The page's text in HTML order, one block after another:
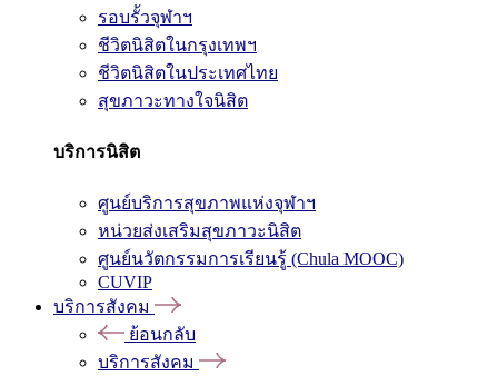
รอบรั้วจุฬาฯ
ชีวิตนิสิตในกรุงเทพฯ
ชีวิตนิสิตในประเทศไทย
สุขภาวะทางใจนิสิต
บริการนิสิต
ศูนย์บริการสุขภาพแห่งจุฬาฯ
หน่วยส่งเสริมสุขภาวะนิสิต
ศูนย์นวัตกรรมการเรียนรู้ (Chula MOOC)
CUVIP
บริการสังคม
ย้อนกลับ
บริการสังคม